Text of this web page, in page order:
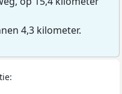
4,3 kilometer.